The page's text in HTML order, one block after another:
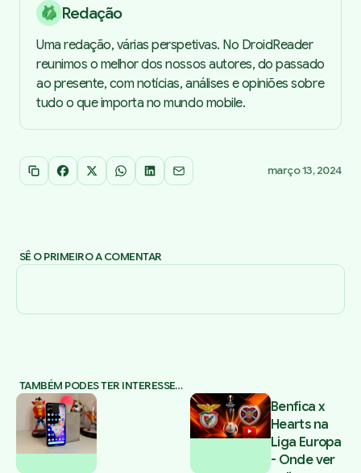
Redação
Uma redação, várias perspetivas. No DroidReader
reunimos o melhor dos nossos autores, do passado
ao presente, com notícias, análises e opiniões sobre
tudo o que importa no mundo mobile.
Copiar link
Facebook
X WhatsApp
LinkedInEmail março 13, 2024
SÊ O PRIMEIRO A COMENTAR
TAMBÉM PODES TER INTERESSE…
Benfica x
Hearts na
Liga Europa
- Onde ver